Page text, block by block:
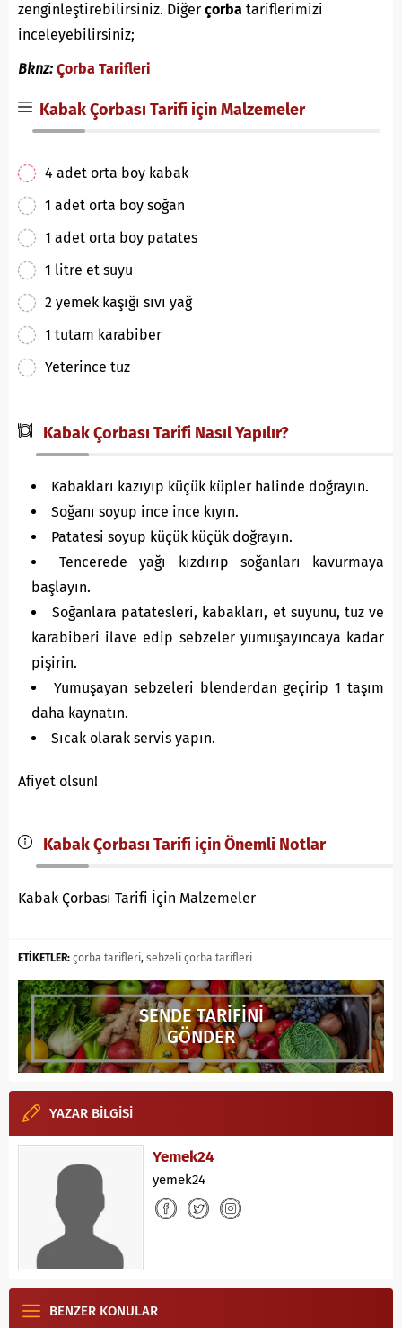
zenginleştirebilirsiniz. Diğer çorba tariflerimizi
inceleyebilirsiniz;
Bknz: Çorba Tarifleri
Kabak Çorbası Tarifi için Malzemeler
4 adet orta boy kabak
1 adet orta boy soğan
1 adet orta boy patates
1 litre et suyu
2 yemek kaşığı sıvı yağ
1 tutam karabiber
Yeterince tuz
Kabak Çorbası Tarifi Nasıl Yapılır?
Kabakları kazıyıp küçük küpler halinde doğrayın.
Soğanı soyup ince ince kıyın.
Patatesi soyup küçük küçük doğrayın.
Tencerede yağı kızdırıp soğanları kavurmaya
başlayın.
Soğanlara patatesleri, kabakları, et suyunu, tuz ve
karabiberi ilave edip sebzeler yumuşayıncaya kadar
pişirin.
Yumuşayan sebzeleri blenderdan geçirip 1 taşım
daha kaynatın.
Sıcak olarak servis yapın.
Afiyet olsun!
Kabak Çorbası Tarifi için Önemli Notlar
Kabak Çorbası Tarifi İçin Malzemeler
ETİKETLER: çorba tarifleri, sebzeli çorba tarifleri
SENDE TARİFİNİ
GÖNDER
YAZAR BİLGİSİ
Yemek24
yemek24
BENZER KONULAR